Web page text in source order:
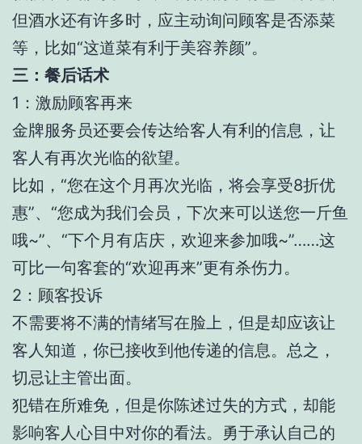
但酒水还有许多时，应主动询问顾客是否添菜
等，比如“这道菜有利于美容养颜”。
三：餐后话术
1：激励顾客再来
金牌服务员还要会传达给客人有利的信息，让
客人有再次光临的欲望。
比如，“您在这个月再次光临，将会享受8折优
惠”、“您成为我们会员，下次来可以送您一斤鱼
哦~”、“下个月有店庆，欢迎来参加哦~”……这
可比一句客套的“欢迎再来”更有杀伤力。
2：顾客投诉
不需要将不满的情绪写在脸上，但是却应该让
客人知道，你已接收到他传递的信息。总之，
切忌让主管出面。
犯错在所难免，但是你陈述过失的方式，却能
影响客人心目中对你的看法。勇于承认自己的